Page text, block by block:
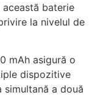
baterie
la nivelul de
mAh asigură o
dispozitive
a două